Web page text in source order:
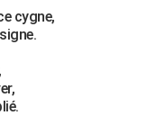
cygne,